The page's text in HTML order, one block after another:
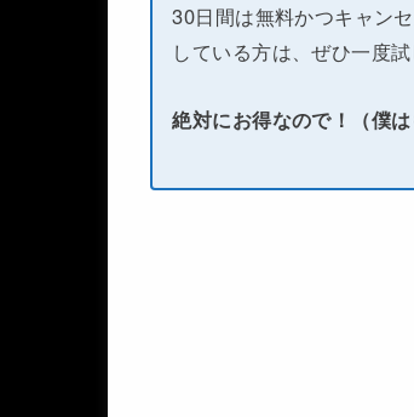
30日間は無料かつキャン
している方は、ぜひ一度試
絶対にお得なので！（僕